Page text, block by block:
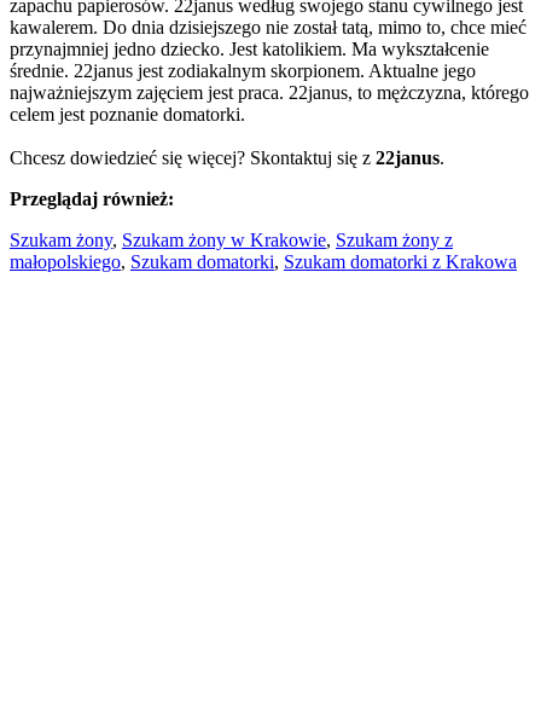
zapachu papierosów. 22janus według swojego stanu cywilnego jest
kawalerem. Do dnia dzisiejszego nie został tatą, mimo to, chce mieć
przynajmniej jedno dziecko. Jest katolikiem. Ma wykształcenie
średnie. 22janus jest zodiakalnym skorpionem. Aktualne jego
najważniejszym zajęciem jest praca. 22janus, to mężczyzna, którego
celem jest poznanie domatorki.
Chcesz dowiedzieć się więcej? Skontaktuj się z 22janus.
Przeglądaj również:
Szukam żony, Szukam żony w Krakowie, Szukam żony z
małopolskiego, Szukam domatorki, Szukam domatorki z Krakowa